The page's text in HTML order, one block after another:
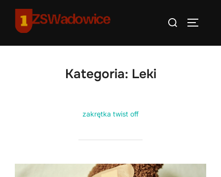
Skip
content
Search
Kategoria: Leki
zakrętka twist off